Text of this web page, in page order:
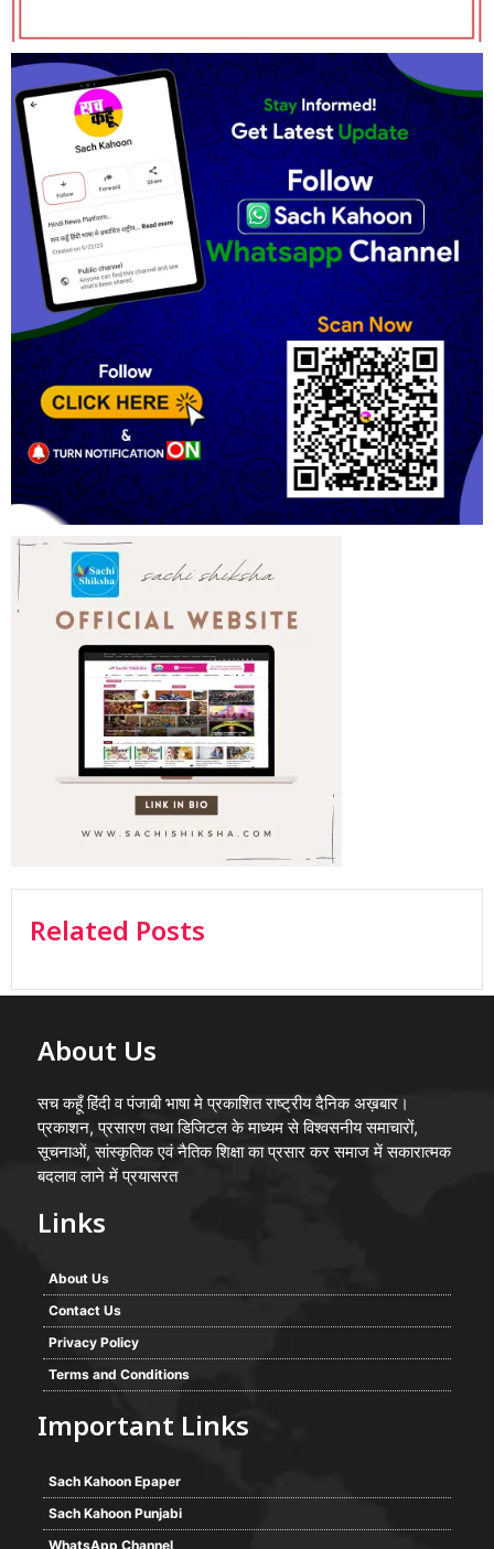
Related Posts
About Us
सच कहूँ हिंदी व पंजाबी भाषा मे प्रकाशित राष्ट्रीय दैनिक अख़बार।
प्रकाशन, प्रसारण तथा डिजिटल के माध्यम से विश्वसनीय समाचारों,
सूचनाओं, सांस्कृतिक एवं नैतिक शिक्षा का प्रसार कर समाज में सकारात्मक
बदलाव लाने में प्रयासरत
Links
About Us
Contact Us
Privacy Policy
Terms and Conditions
Important Links
Sach Kahoon Epaper
Sach Kahoon Punjabi
WhatsApp Channel